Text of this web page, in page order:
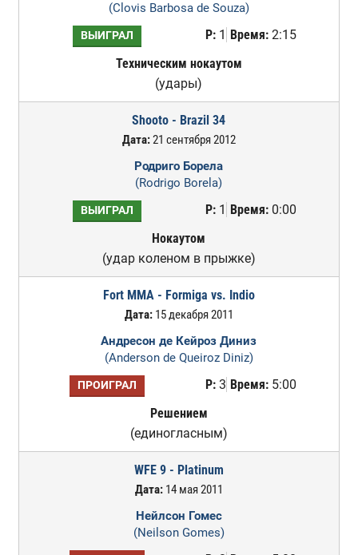
(Clovis Barbosa de Souza)
ВЫИГРАЛ Р:1 Время:2:15
Техническим нокаутом
(удары)
Shooto - Brazil 34
Дата:21 сентября 2012
Родриго Борела
(Rodrigo Borela)
ВЫИГРАЛ Р:1 Время:0:00
Нокаутом
(удар коленом в прыжке)
Fort MMA - Formiga vs. Indio
Дата:15 декабря 2011
Андресон де Кейроз Диниз
(Anderson de Queiroz Diniz)
ПРОИГРАЛ Р:3 Время:5:00
Решением
(единогласным)
WFE 9 - Platinum
Дата:14 мая 2011
Нейлсон Гомес
(Neilson Gomes)